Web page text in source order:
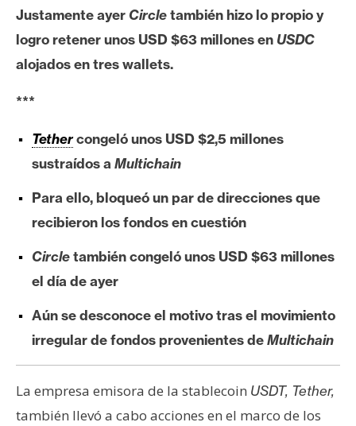
E
r
e
m
I
A
n
á
l
i
Justamente ayer Circletambién hizo lo propio y
logro retener unos USD $63 millones en USDC
alojados en tres wallets.
***
Tethercongeló unos USD $2,5 millones
sustraídos a Multichain
Para ello, bloqueó un par de direcciones que
recibieron los fondos en cuestión
Circletambién congeló unos USD $63 millones
el día de ayer
Aún se desconoce el motivo tras el movimiento
irregular de fondos provenientes deMultichain
La empresa emisora de la stablecoin USDT, Tether,
también llevó a cabo acciones en el marco de los